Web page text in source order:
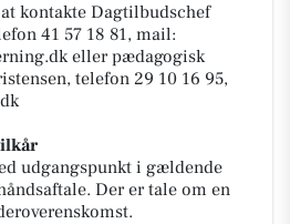
kontakte Dagtilbudschef
41 57 18 81, mail:
eller pædagogisk
telefon 29 10 16 95,
udgangspunkt i gældende
Der er tale om en